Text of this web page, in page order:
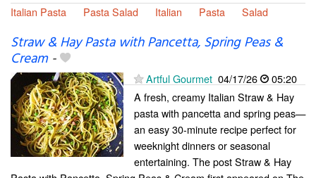
Italian Pasta
Pasta Salad Italian Pasta Salad
Straw & Hay Pasta with Pancetta, Spring Peas &
Cream-
Artful Gourmet 04/17/26
05:20
A fresh, creamy Italian Straw & Hay
pasta with pancetta and spring peas—
an easy 30-minute recipe perfect for
weeknight dinners or seasonal
entertaining. The post Straw & Hay